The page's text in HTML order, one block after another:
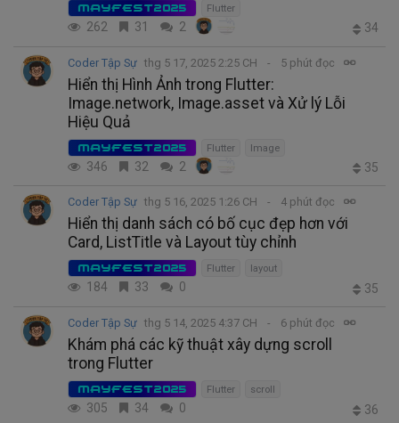
MAYFEST2025 Flutter
262 31 2 34
Coder Tập Sự thg 5 17, 2025 2:25 CH 5 phút đọc
Hiển thị Hình Ảnh trong Flutter:
Image.network, Image.asset và Xử lý Lỗi
Hiệu Quả
MAYFEST2025 Flutter Image
346 32 2 35
Coder Tập Sự thg 5 16, 2025 1:26 CH 4 phút đọc
Hiển thị danh sách có bố cục đẹp hơn với
Card, ListTitle và Layout tùy chỉnh
MAYFEST2025 Flutter layout
184 33 0 35
Coder Tập Sự thg 5 14, 2025 4:37 CH 6 phút đọc
Khám phá các kỹ thuật xây dựng scroll
trong Flutter
MAYFEST2025 Flutter scroll
305 34 0 36